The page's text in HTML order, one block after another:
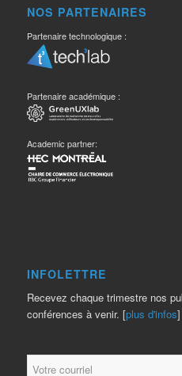
NOS PARTENAIRES
Partenaire technologique :
Partenaire académique :
Academic partner:
INFOLETTRE
Recevez chaque trimestre nos
conférences à venir. [plus d'infos]